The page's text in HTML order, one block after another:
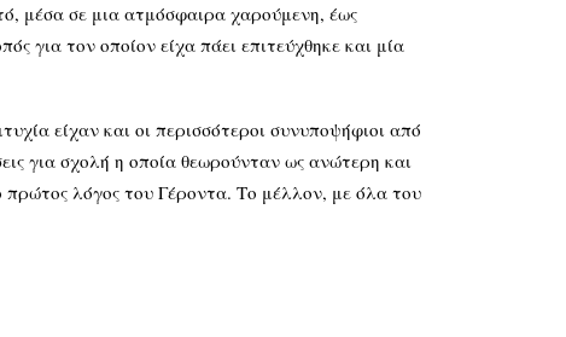
μέσα σε μια ατμόσφαιρα χαρούμενη, έως
για τον οποίον είχα πάει επιτεύχθηκε και μία
είχαν και οι περισσότεροι συνυποψήφιοι από
για σχολή η οποία θεωρούνταν ως ανώτερη και
λόγος του Γέροντα. Το μέλλον, με όλα του